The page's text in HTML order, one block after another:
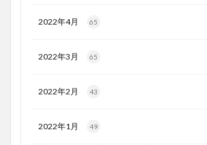
2022年4月 65
2022年3月 65
2022年2月 43
2022年1月 49